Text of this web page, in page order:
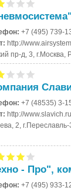
+7 (495) 739-
http://
пр-д, 3, г.Москва,
+7 (48535) 3-
http://www.slavich.ru
2,
- Про",
+7 (495) 933-